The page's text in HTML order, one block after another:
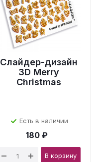
Слайдер-дизайн
3D Merry
Christmas
Есть в наличии
180 ₽
В корзину